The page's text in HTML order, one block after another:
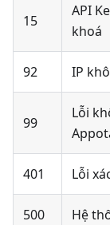
15
API
khoá
92 IP
99
Lỗi
401 Lỗi
500 Hệ